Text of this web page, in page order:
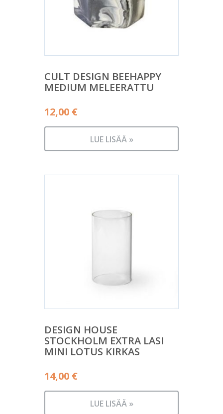
CULT DESIGN BEEHAPPY
MEDIUM MELEERATTU
12,00 €
LUE LISÄÄ »
DESIGN HOUSE
STOCKHOLM EXTRA LASI
MINI LOTUS KIRKAS
14,00 €
LUE LISÄÄ »